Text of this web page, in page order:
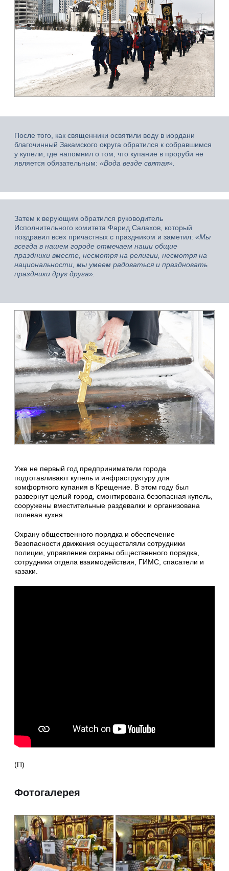
После того, как священники освятили воду в иордани
благочинный Закамского округа обратился к собравшимся
у купели, где напомнил о том, что купание в проруби не
является обязательным: «Вода везде святая».
Затем к верующим обратился руководитель
Исполнительного комитета Фарид Салахов, который
поздравил всех причастных с праздником и заметил: «Мы
всегда в нашем городе отмечаем наши общие
праздники вместе, несмотря на религии, несмотря на
национальности, мы умеем радоваться и праздновать
праздники друг друга».
Уже не первый год предприниматели города
подготавливают купель и инфраструктуру для
комфортного купания в Крещение. В этом году был
развернут целый город, смонтирована безопасная купель,
сооружены вместительные раздевалки и организована
полевая кухня.
Охрану общественного порядка и обеспечение
безопасности движения осуществляли сотрудники
полиции, управление охраны общественного порядка,
сотрудники отдела взаимодействия, ГИМС, спасатели и
казаки.
(П)
Фотогалерея